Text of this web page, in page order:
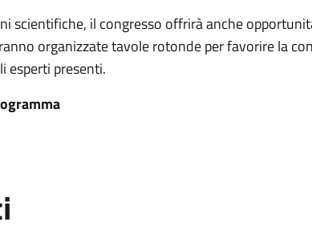
scientifiche, il congresso offrirà anche
organizzate tavole rotonde per favorire la
esperti presenti.